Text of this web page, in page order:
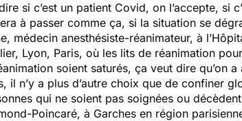
si c’est un patient Covid, on l’accepte, si
à passer comme ça, si la situation se
médecin anesthésiste-réanimateur, à
Lyon, Paris, où les lits de réanimation
soient saturés, ça veut dire qu’on
il n’y a plus d’autre choix que de confiner
qui ne soient pas soignées ou
Poincaré, à Garches en région